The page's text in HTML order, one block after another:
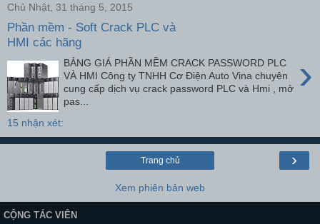
Chủ Nhật, 31 tháng 5, 2015
Phần mềm - Soft Crack PLC và
HMI các hãng
›
BẢNG GIÁ PHẦN MỀM CRACK PASSWORD PLC
VÀ HMI Công ty TNHH Cơ Điện Auto Vina chuyên
cung cấp dịch vụ crack password PLC và Hmi , mở
pas...
15 nhận xét:
›
Trang chủ
Xem phiên bản web
CỘNG TÁC VIÊN